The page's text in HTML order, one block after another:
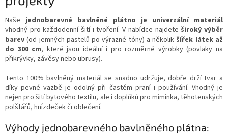
v
k
y
v
s
u
Našejednobarevné bavlněné plátno je univerzální materiál
vhodný pro každodenní šití i tvoření. V nabídce najdete široký výběr
barev (od jemných pastelů po výrazné tóny) a několik šířek látek až
do 300 cm, které jsou ideální i pro rozměrné výrobky (povlaky na
přikrývky, závěsy nebo ubrusy).
Tento 100% bavlněný materiál se snadno udržuje, dobře drží tvar a
díky pevné vazbě je odolný při častém praní i používání. Vhodný je
nejen pro šití bytového textilu, ale i doplňků pro miminka, těhotenských
polštářů, hnízdeček či oblečení.
Výhody jednobarevného bavlněného plátna: